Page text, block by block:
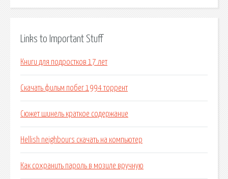
Links to Important Stuff
Книги для подростков 17 лет
Скачать фильм побег 1994 торрент
Сюжет шинель краткое содержание
Hellish neighbours скачать на компьютер
Как сохранить пароль в мозиле вручную